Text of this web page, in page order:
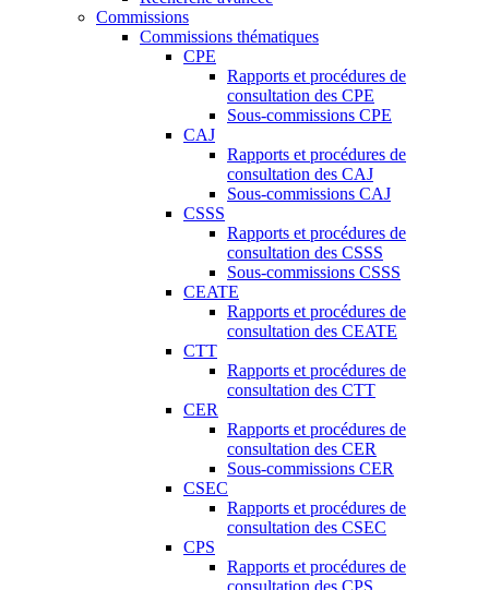
Commissions
Commissions thématiques
CPE
Rapports et procédures de
consultation des CPE
Sous-commissions CPE
CAJ
Rapports et procédures de
consultation des CAJ
Sous-commissions CAJ
CSSS
Rapports et procédures de
consultation des CSSS
Sous-commissions CSSS
CEATE
Rapports et procédures de
consultation des CEATE
CTT
Rapports et procédures de
consultation des CTT
CER
Rapports et procédures de
consultation des CER
Sous-commissions CER
CSEC
Rapports et procédures de
consultation des CSEC
CPS
Rapports et procédures de